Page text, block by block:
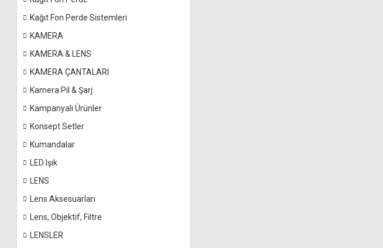
Kağıt Fon Perde Sistemleri
KAMERA
KAMERA & LENS
KAMERA ÇANTALARI
Kamera Pil & Şarj
Kampanyalı Ürünler
Konsept Setler
Kumandalar
LED Işık
LENS
Lens Aksesuarları
Lens, Objektif, Filtre
LENSLER